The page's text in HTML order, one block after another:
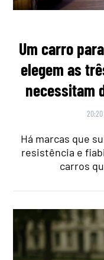
Um carro
elegem as
necessitam
Há marcas que
resistência e
carros